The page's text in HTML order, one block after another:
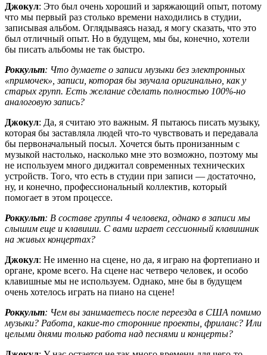
Джокул: Это был очень хороший и заряжающий опыт, потому
что мы первый раз столько времени находились в студии,
записывая альбом. Оглядываясь назад, я могу сказать, что это
был отличный опыт. Но в будущем, мы бы, конечно, хотели
бы писать альбомы не так быстро.
Роккульт: Что думаете о записи музыки без электронных
«примочек», записи, которая бы звучала оригинально, как у
старых групп. Есть желание сделать полностью 100%-но
аналоговую запись?
Джокул: Да, я считаю это важным. Я пытаюсь писать музыку,
которая бы заставляла людей что-то чувствовать и передавала
бы первоначальный посыл. Хочется быть пронизанным с
музыкой настолько, насколько мне это возможно, поэтому мы
не используем много диджитал современных технических
устройств. Того, что есть в студии при записи — достаточно,
ну, и конечно, профессиональный коллектив, который
помогает в этом процессе.
Роккульт: В составе группы 4 человека, однако в записи мы
слышим еще и клавиши. С вами играет сессионный клавишник
на живых концертах?
Джокул: Не именно на сцене, но да, я играю на фортепиано и
органе, кроме всего. На сцене нас четверо человек, и особо
клавишные мы не используем. Однако, мне бы в будущем
очень хотелось играть на пиано на сцене!
Роккульт: Чем вы занимаетесь после переезда в США помимо
музыки? Работа, какие-то сторонние проекты, фриланс? Или
целыми днями только работа над песнями и концерты?